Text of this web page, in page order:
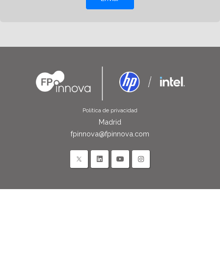
Política de privacidad
Madrid
fpinnova@fpinnova.com